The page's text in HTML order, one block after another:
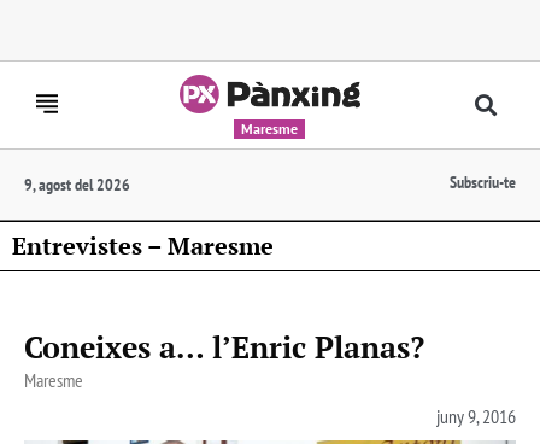
Maresme
9, agost del 2026 Subscriu-te
Entrevistes – Maresme
Coneixes a… l’Enric Planas?
Maresme
juny 9, 2016